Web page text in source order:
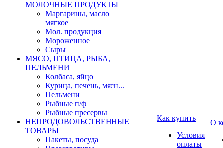
МОЛОЧНЫЕ ПРОДУКТЫ
Маргарины, масло
мягкое
Мол. продукция
Мороженное
Сыры
МЯСО, ПТИЦА, РЫБА,
ПЕЛЬМЕНИ
Колбаса, яйцо
Курица, печень, мясн...
Пельмени
Рыбные п/ф
Рыбные пресервы
НЕПРОДОВОЛЬСТВЕННЫЕ
ТОВАРЫ
Пакеты, посуда
Как купить
Условия
оплаты
О